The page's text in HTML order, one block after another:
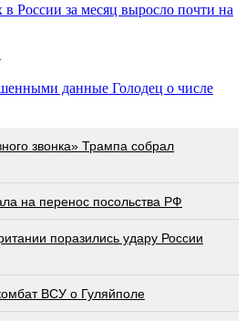
в России за месяц выросло почти на
данные Голодец о числе
звонка» Трампа собрал
на перенос посольства РФ
поразились удару России
ВСУ о Гуляйполе